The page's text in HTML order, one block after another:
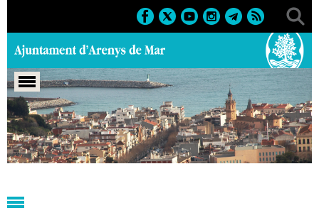
Portada > Agenda > 03-11-
2023 > Marcs > Culturals > 2023 > Conferències